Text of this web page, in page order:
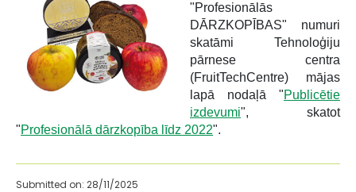
"Profesionālās
DĀRZKOPĪBAS" numuri
skatāmi Tehnoloģiju
pārnese centra
(FruitTechCentre) mājas
lapā nodaļā "Publicētie
izdevumi", skatot
"Profesionālā dārzkopība līdz 2022".
Submitted on: 28/11/2025